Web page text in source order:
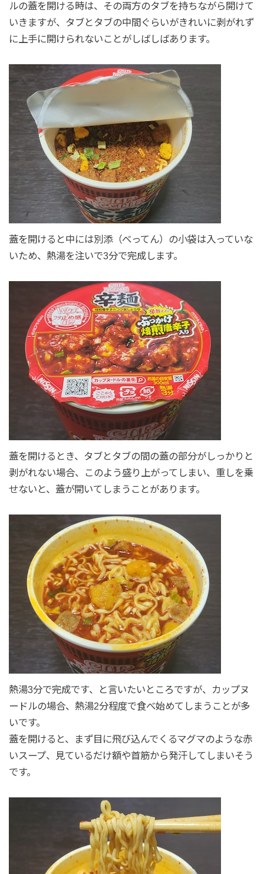
ルの蓋を開ける時は、その両方のタブを持ちながら開けて
いきますが、タブとタブの中間ぐらいがきれいに剥がれず
に上手に開けられないことがしばしばあります。
蓋を開けると中には別添（べってん）の小袋は入っていな
いため、熱湯を注いで3分で完成します。
蓋を開けるとき、タブとタブの間の蓋の部分がしっかりと
剥がれない場合、このよう盛り上がってしまい、重しを乗
せないと、蓋が開いてしまうことがあります。
熱湯3分で完成です、と言いたいところですが、カップヌ
ードルの場合、熱湯2分程度で食べ始めてしまうことが多
いです。
蓋を開けると、まず目に飛び込んでくるマグマのような赤
いスープ、見ているだけ額や首筋から発汗してしまいそう
です。